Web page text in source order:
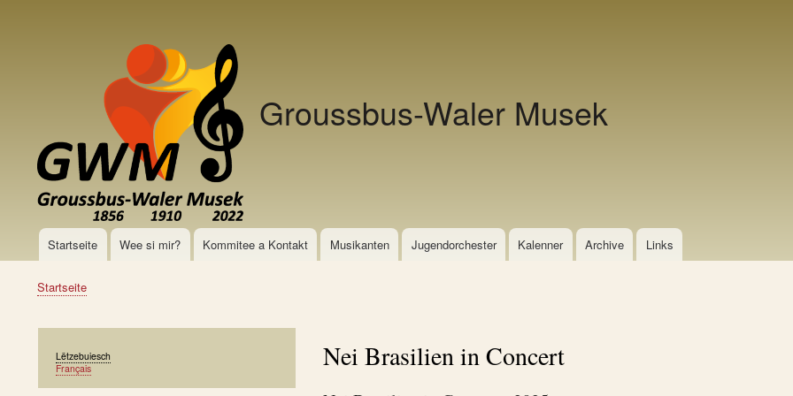
Groussbus-Waler Musek
Hauptnavigation
Startseite Wee si mir? Kommitee a Kontakt Musikanten Jugendorchester Kalenner Archive Links
Pfadnavigation
Startseite
Nei Brasilien in Concert
Lëtzebuiesch
Français